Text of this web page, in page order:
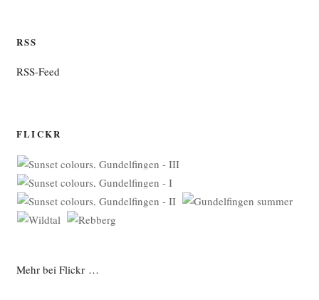
RSS
RSS-Feed
FLICKR
Mehr bei Flickr …